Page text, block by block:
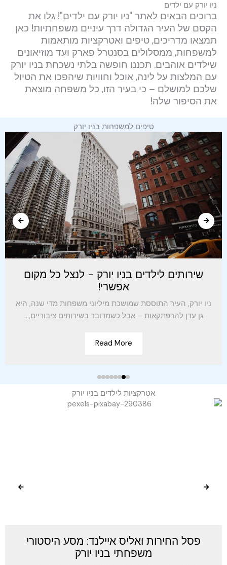
ניו יורק עם ילדים
ברוכים הבאים לאתר "ניו יורק עם ילדים"! גלו את
הקסם של העיר הגדולה דרך עיניים משפחתיות! כאן
תמצאו מדריכים, טיפים ואטרקציות מותאמות
למשפחות, ממסלולים בסנטרל פארק ועד מוזיאונים
שילדים אוהבים. תכננו חופשה בלתי נשכחת בניו יורק
עם המלצות על לינה, אוכל וחוויות שיהפכו את הטיול
שלכם למושלם – כי בעיר הזו, כל משפחה מוצאת
את הסיפור שלה!
טיפים למשפחות בניו יורק
שירותים לילדים בניו יורק - לנצל כל מקום
אפשרי!
ניו יורק, העיר התוססת שמושכת מיליוני משפחות מדי שנה, היא
גן עדן להרפתקאות – אבל כשמדובר בשירותים ציבוריים,...
Read More
אטרקציות לילדים בניו יורק
פסל החירות ואליס איילנד: מסע היסטורי
משפחתי בניו יורק